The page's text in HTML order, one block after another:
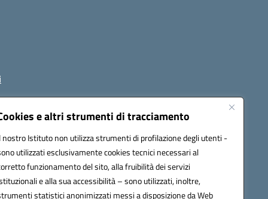
e altri strumenti di tracciamento
nostro Istituto non utilizza strumenti di profilazione degli utenti -
utilizzati esclusivamente cookies tecnici necessari al
funzionamento del sito, alla fruibilità dei servizi
e alla sua accessibilità – sono utilizzati, inoltre,
statistici anonimizzati messi a disposizione da Web